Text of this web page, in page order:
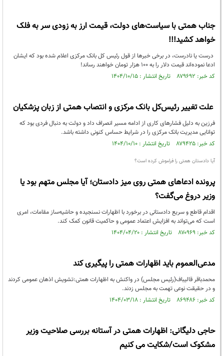
جناب همتی با سیاست‌های دولت، قیمت ارز به زودی سر به فلک
خواهد کشید!!!
درست یا نادرست، در برخی خبرها از قول رئیس کل بانک مرکزی اعلام شده بود که ایشان
ادعا نموده‌اند قیمت دلار را به ۱۰۰ هزار تومان خواهند رساند!
کد خبر: ۸۷۹۶۹۲ تاریخ انتشار : ۱۴۰۴/۱۰/۱۵
علت تغییر رئیس‌کل بانک مرکزی و انتصاب همتی از زبان پزشکیان
فرزین به دلیل فشارهای کاری از ادامه مسیر انصراف داد و دولت به دنبال فردی بود که
توانایی مدیریت بانک مرکزی را در شرایط حساس کنونی داشته باشد.
کد خبر: ۸۷۹۴۲۵ تاریخ انتشار : ۱۴۰۴/۱۰/۱۰
آیا دادستان همتی را فراموش کرده است؟
پرونده ادعاهای همتی روی میز دادستان؛ آیا مجلس متهم بود یا
وزیر دروغ می‌گفت؟
اقدام قاطع و سریع دادستانی در برخورد با اظهارات نسنجیده و حاشیه‌ساز مقامات، امری
است که می‌تواند به افزایش اعتماد عمومی و حاکمیت قانون کمک کند.
کد خبر: ۸۷۰۹۶۹ تاریخ انتشار : ۱۴۰۴/۰۴/۲۰
مدعی‌العموم باید اظهارات همتی را پیگیری کند
محمدباقر قالیباف(رئیس مجلس) در واکنش به اظهارات همتی:تشویش اذهان عمومی کردند
و در حقیقت نوعی تهمت به مجلس زدند.
کد خبر: ۸۶۹۴۸۶ تاریخ انتشار : ۱۴۰۴/۰۳/۱۸
حاجی دلیگانی: اظهارات همتی در آستانه بررسی صلاحیت وزیر
مشکوک است/شکایت می کنیم